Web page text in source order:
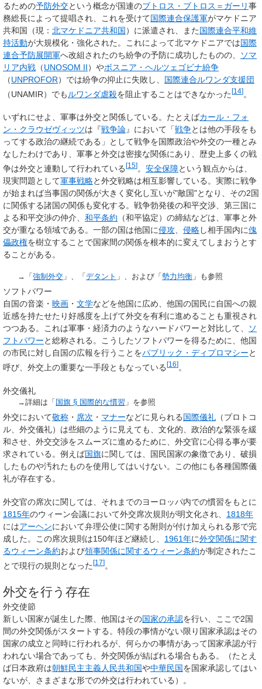
るための予防外交という概念が国連のブトロス・ブトロス＝ガーリ事
務総長によって提唱され、これを受けて国際連合保護軍がマケドニア
共和国（現： 北マケドニア共和国）に派遣され、また国際連合平和維
持活動が大規模化・強化された。これによって北マケドニアでは国際
連合予防展開軍へ改組されたのち紛争の予防に成功したものの、
ソマ
リア内戦 （UNOSOM II）やボスニア・ヘルツェゴビナ紛争
（UNPROFOR）では紛争の抑止に失敗し、 国際連合ルワンダ支援団
（UNAMIR）でも ルワンダ虐殺を阻止することはできなかった[14]。
いずれにせよ、軍事は外交と関係している。たとえばカール・フォ
ン・クラウゼヴィッツは『戦争論』において「戦争とは他の手段をも
ってする政治の継続である」として戦争を国際政治や外交の一種とみ
なしたわけであり、軍事と外交は密接な関係にあり、歴史上多くの戦
争は外交と連動して行われている[15]。 安全保障という観点からは、
現実問題として軍事戦略と外交戦略は相互影響している。実際に戦争
が始まれば当事国の関係が大きく変化し互いが"敵国"となり、その2国
に関係する諸国の関係も変化する。戦争勃発後の和平交渉、第三国に
よる和平交渉の仲介、 和平条約 （和平協定）の締結などは、軍事と外
交が重なる領域である。一部の国は他国に侵攻 侵略し相手国内に傀
儡政権を樹立することで国家間の関係を根本的に変えてしまおうとす
ることがある。
→「強制外交 」、「デタント 」、および「勢力均衡 」も参照
ソフトパワー
自国の音楽・ 映画 ・ 文学などを他国に広め、他国の国民に自国への親
近感を持たせたり好感度を上げて外交を有利に進めることも重視され
つつある。これは軍事・経済力のようなハードパワーと対比して、
ソ
フトパワーと総称される。こうしたソフトパワーを得るために、他国
の市民に対し自国の広報を行うことをパブリック・ディプロマシーと
呼び、外交上の重要な一手段ともなっている [16] 。
外交儀礼
→詳細は「 国旗 § 国際的な慣習 」を参照
外交において敬称 ・ 席次 ・ マナーなどに見られる国際儀礼 （プロトコ
ル、外交儀礼）は些細のように見えても、文化的、政治的な緊張を緩
和させ、外交交渉をスムーズに進めるために、外交官に心得る事が要
求されている。例えば国旗に関しては、国民国家の象徴であり、破損
したものや汚れたものを使用してはいけない。この他にも各種国際儀
礼が存在する。
外交官の席次に関しては、それまでのヨーロッパ内での慣習をもとに
1815年のウィーン会議において外交席次規則が明文化され、 1818年
にはアーヘンにおいて弁理公使に関する附則が付け加えられる形で完
成した。この席次規則は150年ほど継続し、 1961年に外交関係に関す
るウィーン条約および領事関係に関するウィーン条約が制定されたこ
とで現行の規則となった[17]。
外交を行う存在
外交使節
新しい国家が誕生した際、他国はその国家の承認を行い、ここで2国
間の外交関係がスタートする。特段の事情がない限り国家承認はその
国家の成立と同時に行われるが、何らかの事情があって国家承認が行
われない場合であっても、外交関係が結ばれる場合もある。（たとえ
ば日本政府は朝鮮民主主義人民共和国や中華民国を国家承認してはい
ないが、さまざまな形での外交は行われている）。